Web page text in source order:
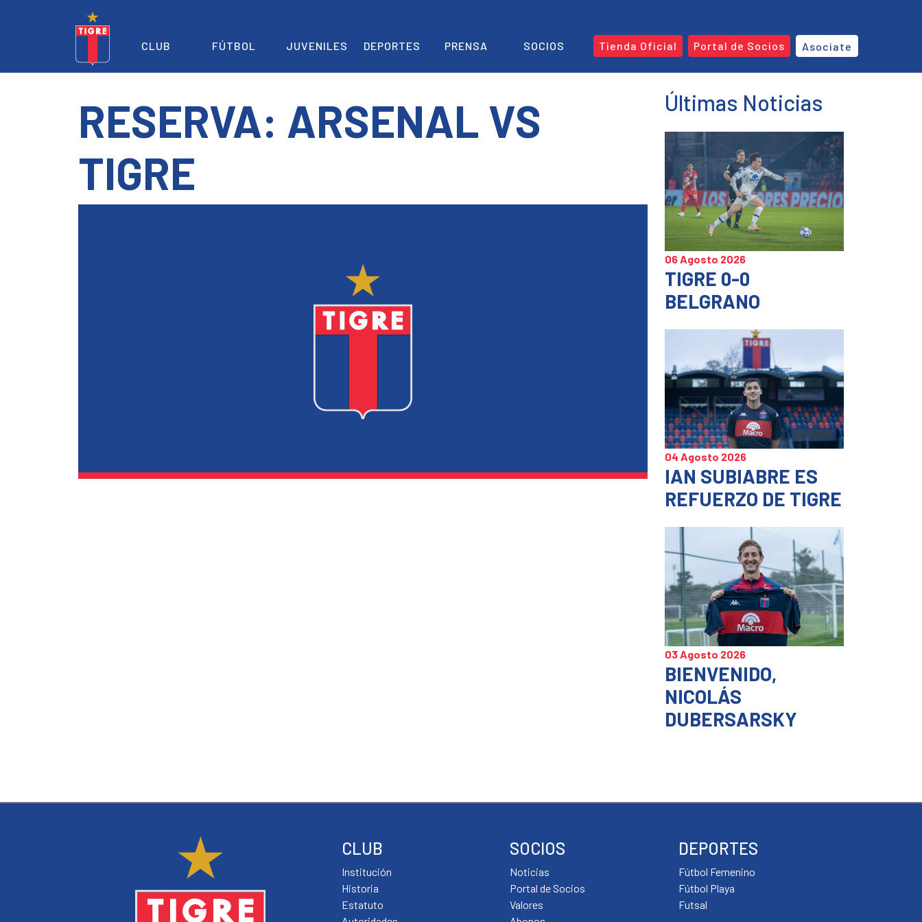
CLUB FÚTBOL JUVENILES DEPORTES PRENSA SOCIOS Tienda Oficial Portal de Socios Asociate
RESERVA: ARSENAL VS
TIGRE
Últimas Noticias
06 Agosto 2026
TIGRE 0-0
BELGRANO
04 Agosto 2026
IAN SUBIABRE ES
REFUERZO DE TIGRE
03 Agosto 2026
BIENVENIDO,
NICOLÁS
DUBERSARSKY
CLUB
Institución
Historia
Estatuto
DEPORTES
Fútbol Femenino
Fútbol Playa
Futsal
SOCIOS
Noticias
Portal de Socios
Valores